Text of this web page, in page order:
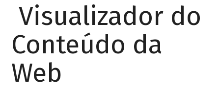
Visualizador do
Conteúdo da
Web